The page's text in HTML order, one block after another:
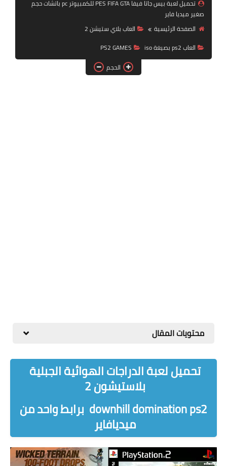
بلايستيشن PS2
تحميل لعبة بيس جاتا فيفا PES FIFA GTA للكمبيوتر pc باتشات حجم
صغير ميديا فاير
الصفحة الرئيسية
العاب بلاي ستيشن 2
العاب ps2 بصيغة iso
PS2 GAMES
الحجم
محتويات المقال
تحميل لعبة الدراجات الهوائية الجبلية
بلاستيشون 2
downhill domination ps2 برابط واحد من
ميديافاير